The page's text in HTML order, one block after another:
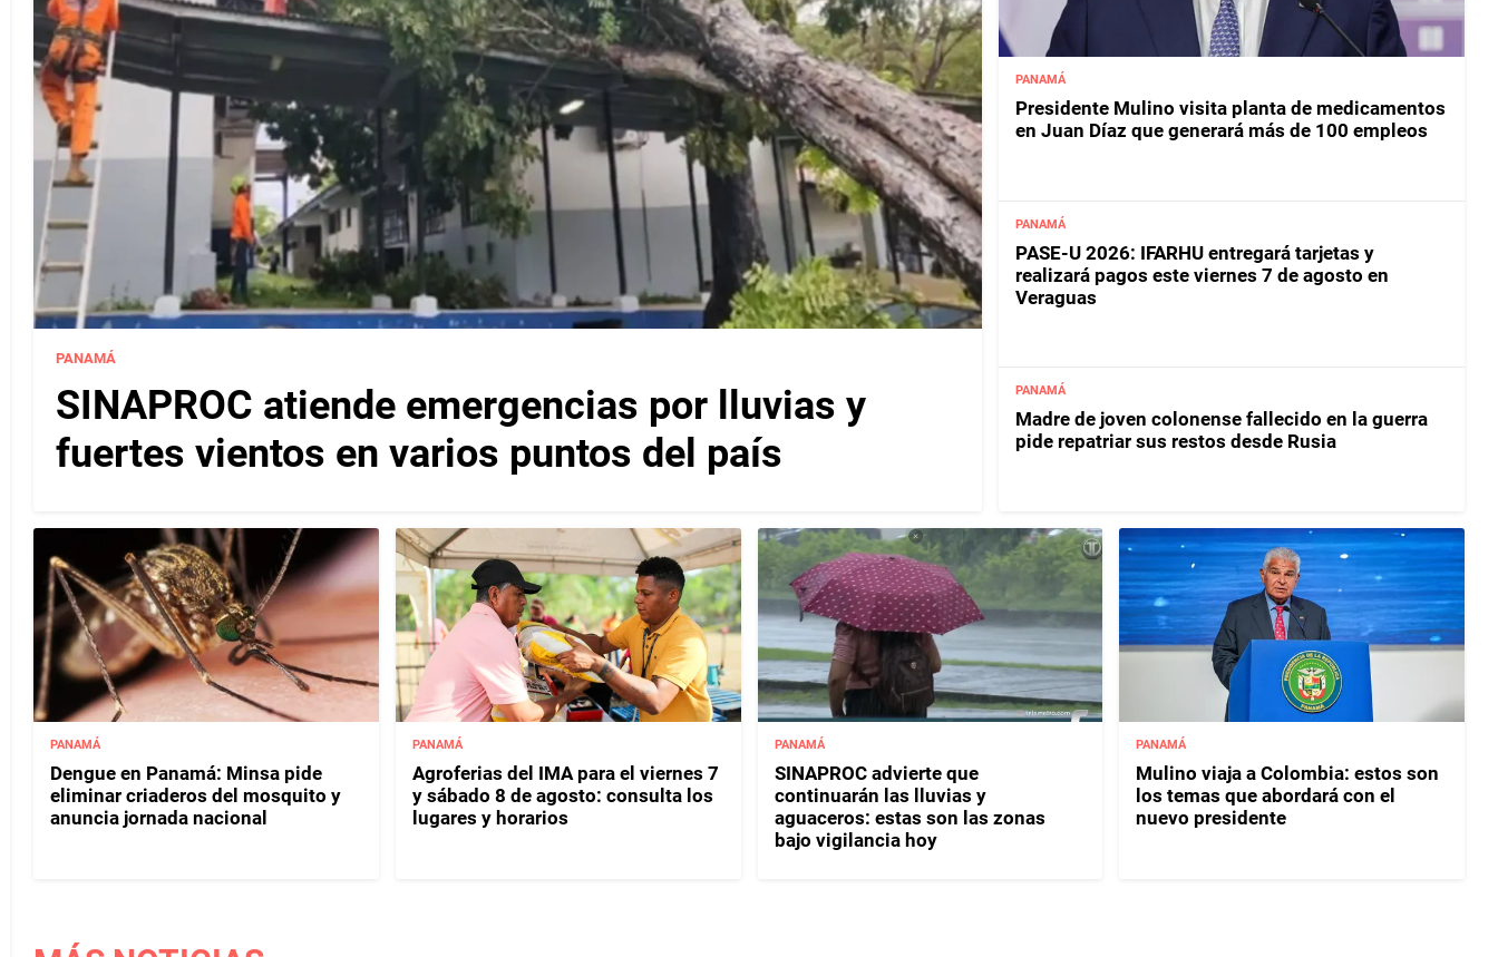
PANAMÁ
SINAPROC atiende emergencias por lluvias y
fuertes vientos en varios puntos del país
PANAMÁ
Presidente Mulino visita planta de medicamentos
en Juan Díaz que generará más de 100 empleos
PANAMÁ
PASE-U 2026: IFARHU entregará tarjetas y
realizará pagos este viernes 7 de agosto en
Veraguas
PANAMÁ
Madre de joven colonense fallecido en la guerra
pide repatriar sus restos desde Rusia
PANAMÁ
Dengue en Panamá: Minsa pide
eliminar criaderos del mosquito y
anuncia jornada nacional
PANAMÁ
Agroferias del IMA para el viernes 7
y sábado 8 de agosto: consulta los
lugares y horarios
PANAMÁ
SINAPROC advierte que
continuarán las lluvias y
aguaceros: estas son las zonas
bajo vigilancia hoy
PANAMÁ
Mulino viaja a Colombia: estos son
los temas que abordará con el
nuevo presidente